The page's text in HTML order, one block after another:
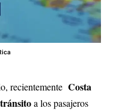
recientemente Costa
a los pasajeros